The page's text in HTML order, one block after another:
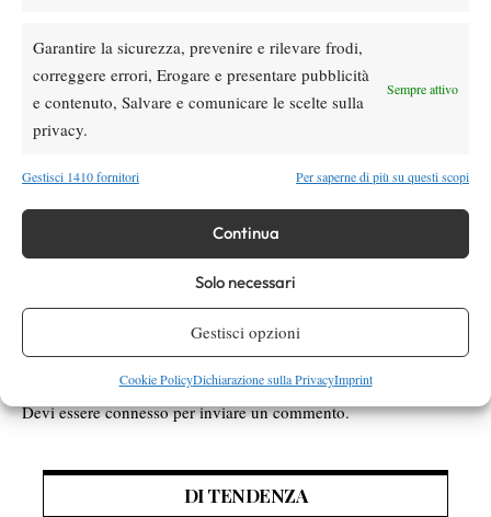
Garantire la sicurezza, prevenire e rilevare frodi,
correggere errori, Erogare e presentare pubblicità
e contenuto, Salvare e comunicare le scelte sulla
privacy.
Sempre attivo
Gestisci 1410 fornitori Per saperne di più su questi scopi
Continua
Solo necessari
Gestisci opzioni
Cookie PolicyDichiarazione sulla PrivacyImprint
dal 1983 (Wilander-Lendl). In entrambi i casi le partite si sono
concluse in 3 set. Primo set migliore in finale per Novak, che per
ora aveva fatto al massimo un 6-2 (vs Nadal, US OPEN 2011).
Novak Djokovic
Nessun commento
Devi essereconnessoper inviare un commento.
DI TENDENZA